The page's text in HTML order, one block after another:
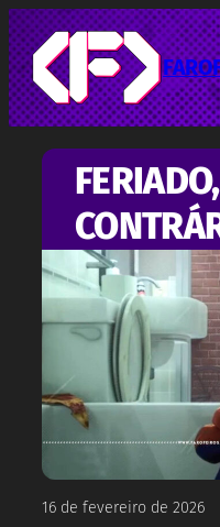
Pular
para
o
conteúdo
16 de fevereiro de 2026